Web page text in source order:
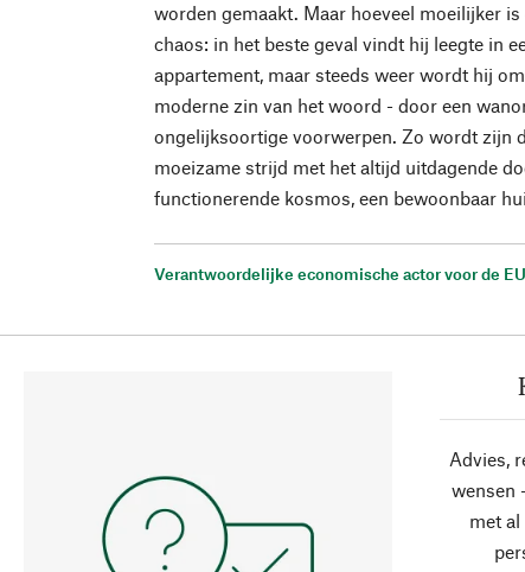
worden gemaakt. Maar hoeveel moeilijker
chaos: in het beste geval vindt hij leegte in
appartement, maar steeds weer wordt hij
moderne zin van het woord - door een
ongelijksoortige voorwerpen. Zo wordt zijn
moeizame strijd met het altijd uitdagende
functionerende kosmos, een bewoonbaar
Verantwoordelijke economische actor voor de EU
Advies,
wensen
met